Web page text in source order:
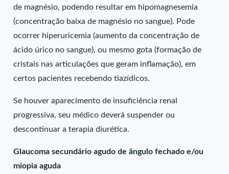
de magnésio, podendo resultar em hipomagnesemia
(concentração baixa de magnésio no sangue). Pode
ocorrer hiperuricemia (aumento da concentração de
ácido úrico no sangue), ou mesmo gota (formação de
cristais nas articulações que geram inflamação), em
certos pacientes recebendo tiazídicos.
Se houver aparecimento de insuficiência renal
progressiva, seu médico deverá suspender ou
descontinuar a terapia diurética.
Glaucoma secundário agudo de ângulo fechado e/ou
miopia aguda